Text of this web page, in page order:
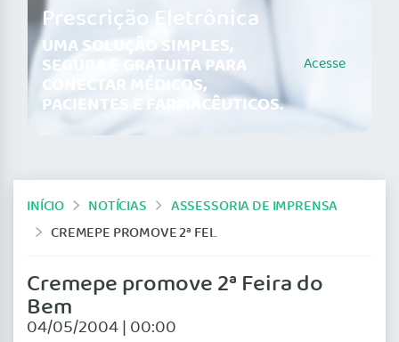
Prescrição Eletrônica
UMA SOLUÇÃO SIMPLES,
SEGURA E GRATUITA PARA
CONECTAR MÉDICOS,
PACIENTES E FARMACÊUTICOS.
Acesse
INÍCIO NOTÍCIAS
ASSESSORIA DE IMPRENSA
CREMEPE PROMOVE 2ª FEIRA DO BEM
Cremepe promove 2ª Feira do
Bem
04/05/2004 | 00:00